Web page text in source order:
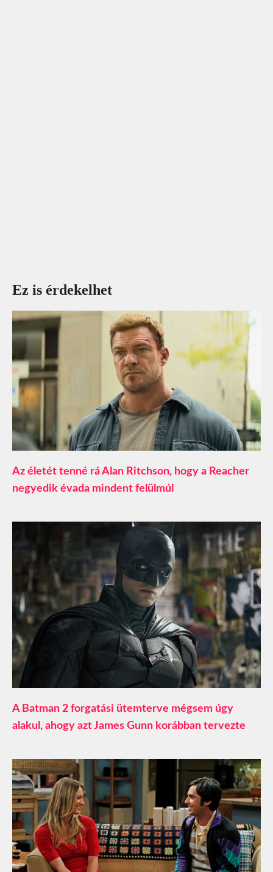
Ez is érdekelhet
Az életét tenné rá Alan Ritchson, hogy a Reacher
negyedik évada mindent felülmúl
A Batman 2 forgatási ütemterve mégsem úgy
alakul, ahogy azt James Gunn korábban tervezte